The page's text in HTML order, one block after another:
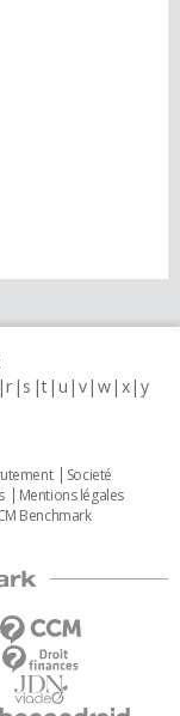
r s t u v w x y
Societé
Mentions légales
Benchmark